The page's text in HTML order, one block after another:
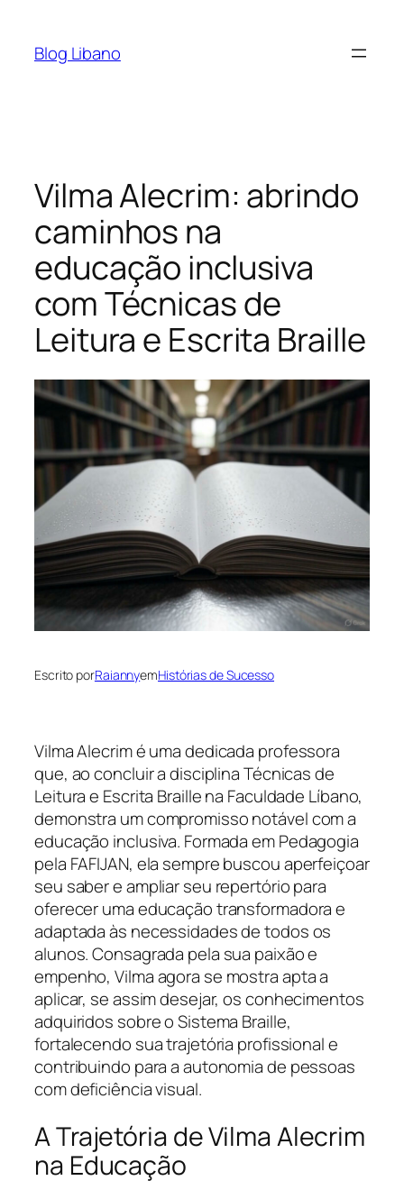
Blog Libano
Vilma Alecrim: abrindo
caminhos na
educação inclusiva
com Técnicas de
Leitura e Escrita Braille
Escrito porRaiannyemHistórias de Sucesso
Vilma Alecrim é uma dedicada professora
que, ao concluir a disciplina Técnicas de
Leitura e Escrita Braille na Faculdade Líbano,
demonstra um compromisso notável com a
educação inclusiva. Formada em Pedagogia
pela FAFIJAN, ela sempre buscou aperfeiçoar
seu saber e ampliar seu repertório para
oferecer uma educação transformadora e
adaptada às necessidades de todos os
alunos. Consagrada pela sua paixão e
empenho, Vilma agora se mostra apta a
aplicar, se assim desejar, os conhecimentos
adquiridos sobre o Sistema Braille,
fortalecendo sua trajetória profissional e
contribuindo para a autonomia de pessoas
com deficiência visual.
A Trajetória de Vilma Alecrim
na Educação